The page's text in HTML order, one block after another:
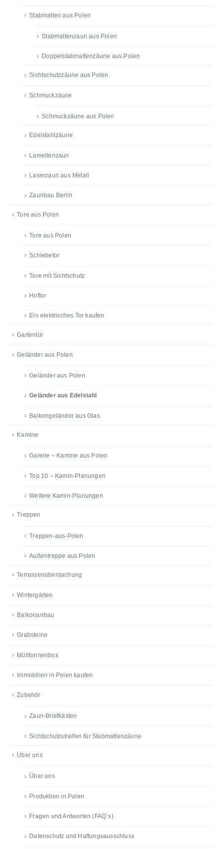
Stabmatten aus Polen
Stabmattenzaun aus Polen
Doppelstabmattenzäune aus Polen
Sichtschutzzäune aus Polen
Schmuckzäune
Schmuckzäune aus Polen
Edelstahlzäune
Lamellenzaun
Laserzaun aus Metall
Zaunbau Berlin
Tore aus Polen
Tore aus Polen
Schiebetor
Tore mit Sichtschutz
Hoftor
Ein elektrisches Tor kaufen
Gartentür
Geländer aus Polen
Geländer aus Polen
Geländer aus Edelstahl
Balkongeländer aus Glas
Kamine
Galerie – Kamine aus Polen
Top 10 – Kamin-Planungen
Weitere Kamin-Planungen
Treppen
Treppen-aus-Polen
Außentreppe aus Polen
Terrassenüberdachung
Wintergärten
Balkonanbau
Grabsteine
Mülltonnenbox
Immobilien in Polen kaufen
Zubehör
Zaun-Briefkästen
Sichtschutzstreifen für Stabmattenzäune
Über uns
Über uns
Produktion in Polen
Fragen und Antworten (FAQ´s)
Datenschutz und Haftungsausschluss